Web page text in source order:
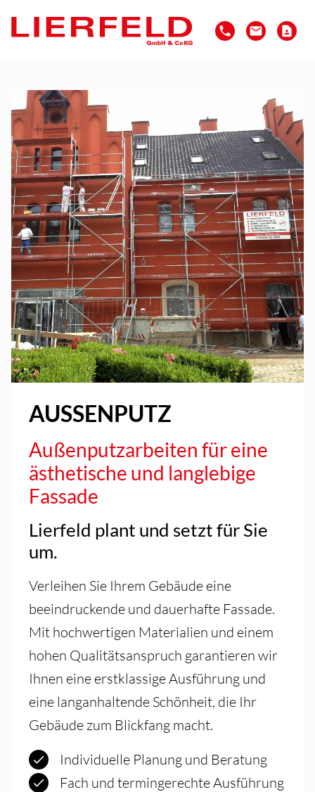
AUSSENPUTZ
Außenputzarbeiten für eine
ästhetische und langlebige
Fassade
Lierfeld plant und setzt für Sie
um.
Verleihen Sie Ihrem Gebäude eine
beeindruckende und dauerhafte Fassade.
Mit hochwertigen Materialien und einem
hohen Qualitätsanspruch garantieren wir
Ihnen eine erstklassige Ausführung und
eine langanhaltende Schönheit, die Ihr
Gebäude zum Blickfang macht.
Individuelle Planung und Beratung
Fach und termingerechte Ausführung